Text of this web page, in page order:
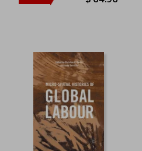
45%
dcto. $ 64.96